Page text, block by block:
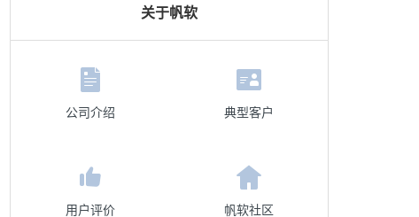
关于帆软
公司介绍 典型客户
用户评价 帆软社区